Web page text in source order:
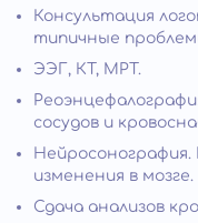
Консультация
типичные
ЭЭГ, КТ, МРТ.
сосудов и
изменения в мозге.
Сдача анализов